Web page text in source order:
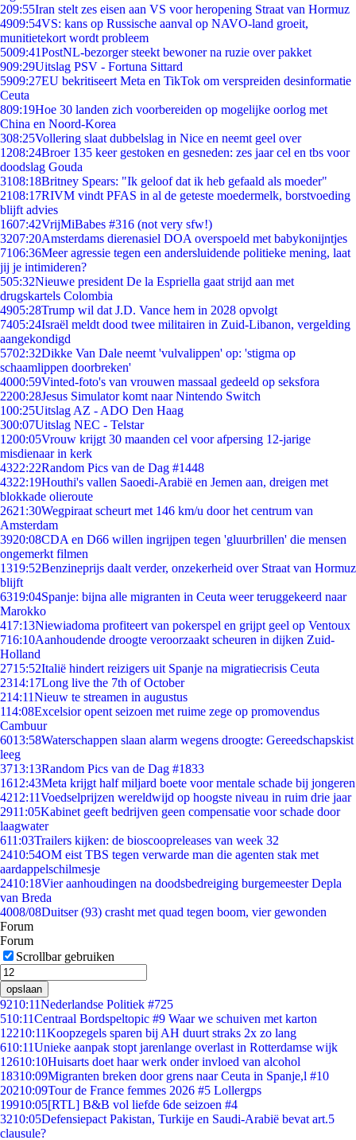
209:55Iran stelt zes eisen aan VS voor heropening Straat van Hormuz
4909:54VS: kans op Russische aanval op NAVO-land groeit,
munitietekort wordt probleem
5009:41PostNL-bezorger steekt bewoner na ruzie over pakket
909:29Uitslag PSV - Fortuna Sittard
5909:27EU bekritiseert Meta en TikTok om verspreiden desinformatie
Ceuta
809:19Hoe 30 landen zich voorbereiden op mogelijke oorlog met
China en Noord-Korea
308:25Vollering slaat dubbelslag in Nice en neemt geel over
1208:24Broer 135 keer gestoken en gesneden: zes jaar cel en tbs voor
doodslag Gouda
3108:18Britney Spears: "Ik geloof dat ik heb gefaald als moeder"
2108:17RIVM vindt PFAS in al de geteste moedermelk, borstvoeding
blijft advies
1607:42VrijMiBabes #316 (not very sfw!)
3207:20Amsterdams dierenasiel DOA overspoeld met babykonijntjes
7106:36Meer agressie tegen een andersluidende politieke mening, laat
jij je intimideren?
505:32Nieuwe president De la Espriella gaat strijd aan met
drugskartels Colombia
4905:28Trump wil dat J.D. Vance hem in 2028 opvolgt
7405:24Israël meldt dood twee militairen in Zuid-Libanon, vergelding
aangekondigd
5702:32Dikke Van Dale neemt 'vulvalippen' op: 'stigma op
schaamlippen doorbreken'
4000:59Vinted-foto's van vrouwen massaal gedeeld op seksfora
2200:28Jesus Simulator komt naar Nintendo Switch
100:25Uitslag AZ - ADO Den Haag
300:07Uitslag NEC - Telstar
1200:05Vrouw krijgt 30 maanden cel voor afpersing 12-jarige
misdienaar in kerk
4322:22Random Pics van de Dag #1448
4322:19Houthi's vallen Saoedi-Arabië en Jemen aan, dreigen met
blokkade olieroute
2621:30Wegpiraat scheurt met 146 km/u door het centrum van
Amsterdam
3920:08CDA en D66 willen ingrijpen tegen 'gluurbrillen' die mensen
ongemerkt filmen
1319:52Benzineprijs daalt verder, onzekerheid over Straat van Hormuz
blijft
6319:04Spanje: bijna alle migranten in Ceuta weer teruggekeerd naar
Marokko
417:13Niewiadoma profiteert van pokerspel en grijpt geel op Ventoux
716:10Aanhoudende droogte veroorzaakt scheuren in dijken Zuid-
Holland
2715:52Italië hindert reizigers uit Spanje na migratiecrisis Ceuta
2314:17Long live the 7th of October
214:11Nieuw te streamen in augustus
114:08Excelsior opent seizoen met ruime zege op promovendus
Cambuur
6013:58Waterschappen slaan alarm wegens droogte: Gereedschapskist
leeg
3713:13Random Pics van de Dag #1833
1612:43Meta krijgt half miljard boete voor mentale schade bij jongeren
4212:11Voedselprijzen wereldwijd op hoogste niveau in ruim drie jaar
2911:05Kabinet geeft bedrijven geen compensatie voor schade door
laagwater
611:03Trailers kijken: de bioscoopreleases van week 32
2410:54OM eist TBS tegen verwarde man die agenten stak met
aardappelschilmesje
2410:18Vier aanhoudingen na doodsbedreiging burgemeester Depla
van Breda
4008/08Duitser (93) crasht met quad tegen boom, vier gewonden
Forum
Forum
Scrollbar gebruiken
opslaan
9210:11Nederlandse Politiek #725
510:11Centraal Bordspeltopic #9 Waar we schuiven met karton
12210:11Koopzegels sparen bij AH duurt straks 2x zo lang
610:11Unieke aanpak stopt jarenlange overlast in Rotterdamse wijk
12610:10Huisarts doet haar werk onder invloed van alcohol
18310:09Migranten breken door grens naar Ceuta in Spanje,l #10
20210:09Tour de France femmes 2026 #5 Lollergps
19910:05[RTL] B&B vol liefde 6de seizoen #4
3210:05Defensiepact Pakistan, Turkije en Saudi-Arabië bevat art.5
clausule?